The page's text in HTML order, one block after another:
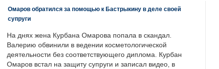
Омаров обратился за помощью к Бастрыкину в деле своей
супруги
На днях жена Курбана Омарова попала в скандал.
Валерию обвинили в ведении косметологической
деятельности без соответствующего диплома. Курбан
Омаров встал на защиту супруги и записал видео, в